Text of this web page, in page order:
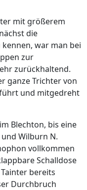
mit größerem
die
war man bei
zur
zurückhaltend.
ganze Trichter von
und mitgedreht
Blechton, bis eine
Wilburn N.
vollkommen
Schalldose
bereits
Durchbruch